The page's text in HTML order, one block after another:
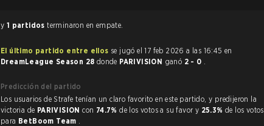
y 1 partidosterminaron en empate.
El último partido entre ellos se jugó el 17 feb 2026 a las 16:45 en
DreamLeague Season 28 donde PARIVISION ganó 2 - 0 .
Predicción del partido
Los usuarios de Strafe tenían un claro favorito en este partido, y predijeron la
victoria de PARIVISIONcon 74.7%de los votos a su favor y 25.3% de los votos
para BetBoom Team .